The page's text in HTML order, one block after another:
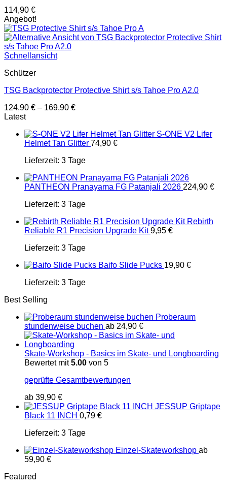
114,90 €
Angebot!
Schnellansicht
Schützer
TSG Backprotector Protective Shirt s/s Tahoe Pro A2.0
124,90 € – 169,90 €
Latest
S-ONE V2 Lifer
Helmet Tan Glitter 74,90 €
Lieferzeit: 3 Tage
PANTHEON Pranayama FG Patanjali 2026 224,90 €
Lieferzeit: 3 Tage
Rebirth
Reliable R1 Precision Upgrade Kit 9,95 €
Lieferzeit: 3 Tage
Baifo Slide Pucks 19,90 €
Lieferzeit: 3 Tage
Best Selling
Proberaum
stundenweise buchen ab 24,90 €
Skate-Workshop - Basics im Skate- und Longboarding
Bewertet mit5.00 von 5
geprüfte Gesamtbewertungen
ab 39,90 €
JESSUP Griptape
Black 11 INCH 0,79 €
Lieferzeit: 3 Tage
Einzel-Skateworkshop ab
59,90 €
Featured